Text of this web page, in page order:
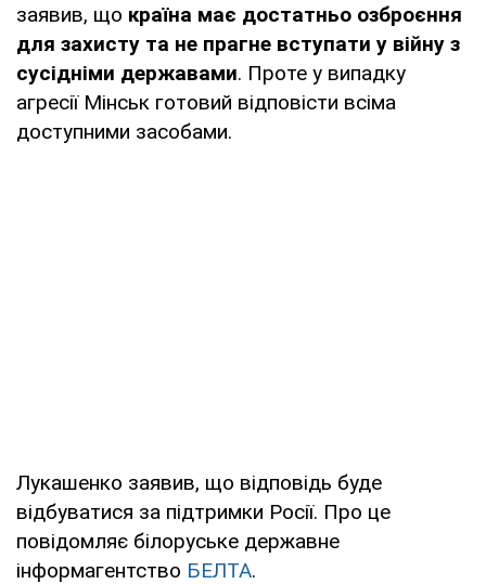
заявив, що країна має достатньо озброєння
для захисту та не прагне вступати у війну з
сусідніми державами. Проте у випадку
агресії Мінськ готовий відповісти всіма
доступними засобами.
Лукашенко заявив, що відповідь буде
відбуватися за підтримки Росії. Про це
повідомляє білоруське державне
інформагентство БЕЛТА.